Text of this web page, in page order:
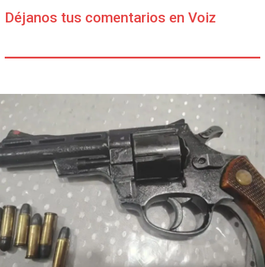
Déjanos tus comentarios en Voiz